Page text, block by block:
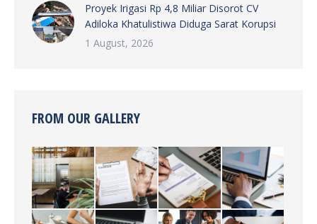
Proyek Irigasi Rp 4,8 Miliar Disorot CV
Adiloka Khatulistiwa Diduga Sarat Korupsi
1 August, 2026
FROM OUR GALLERY